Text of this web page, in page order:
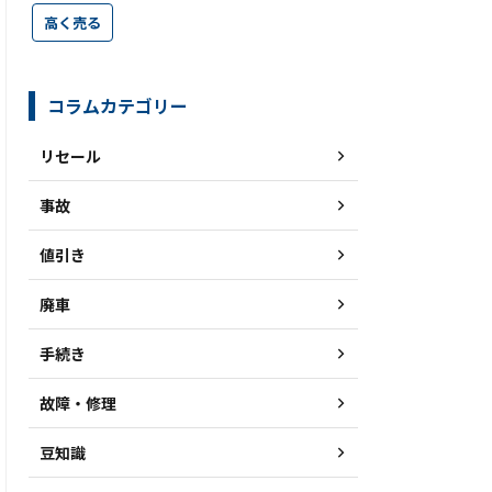
高く売る
コラムカテゴリー
リセール
事故
値引き
廃車
手続き
故障・修理
豆知識